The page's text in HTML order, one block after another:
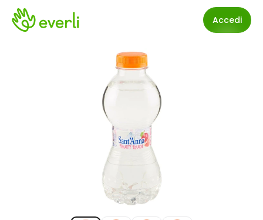
Accedi